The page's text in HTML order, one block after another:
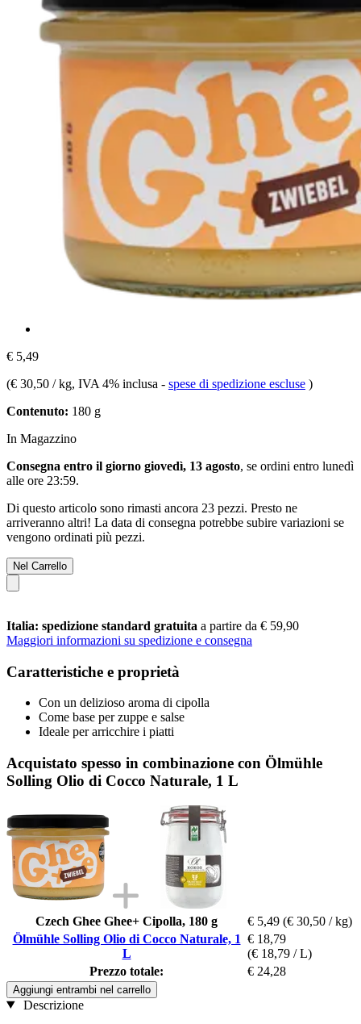
€ 5,49
(€ 30,50 / kg, IVA 4% inclusa - spese di spedizione escluse )
Contenuto: 180 g
In Magazzino
Consegna entro il giorno giovedì, 13 agosto, se ordini entro lunedì
alle ore 23:59.
Di questo articolo sono rimasti ancora 23 pezzi. Presto ne
arriveranno altri! La data di consegna potrebbe subire variazioni se
vengono ordinati più pezzi.
Nel Carrello
Italia: spedizione standard gratuita a partire da € 59,90
Maggiori informazioni su spedizione e consegna
Caratteristiche e proprietà
Con un delizioso aroma di cipolla
Come base per zuppe e salse
Ideale per arricchire i piatti
Acquistato spesso in combinazione con Ölmühle
Solling Olio di Cocco Naturale, 1 L
Czech Ghee Ghee+ Cipolla, 180 g € 5,49 (€ 30,50 / kg)
Ölmühle Solling Olio di Cocco Naturale, 1
L
€ 18,79
(€ 18,79 / L)
Prezzo totale:
€ 24,28
Aggiungi entrambi nel carrello
Descrizione